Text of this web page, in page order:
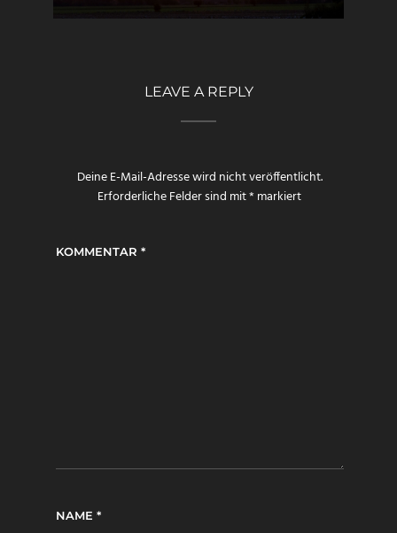
LEAVE A REPLY
Deine E-Mail-Adresse wird nicht veröffentlicht.
Erforderliche Felder sind mit*markiert
KOMMENTAR *
NAME *